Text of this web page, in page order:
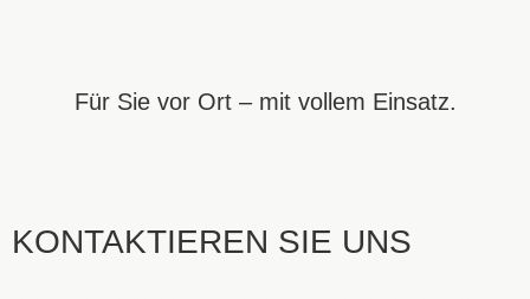
Für Sie vor Ort – mit vollem Einsatz.
KONTAKTIEREN SIE UNS